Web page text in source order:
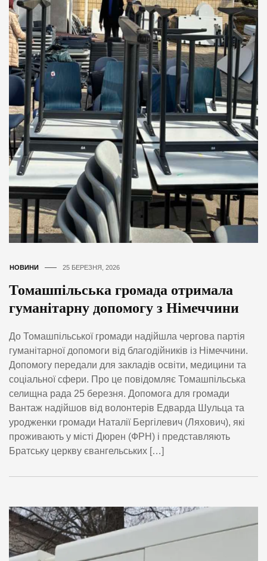
НОВИНИ 25 БЕРЕЗНЯ, 2026
Томашпільська громада отримала
гуманітарну допомогу з Німеччини
До Томашпільської громади надійшла чергова партія
гуманітарної допомоги від благодійників із Німеччини.
Допомогу передали для закладів освіти, медицини та
соціальної сфери. Про це повідомляє Томашпільська
селищна рада 25 березня. Допомога для громади
Вантаж надійшов від волонтерів Едварда Шульца та
уродженки громади Наталії Бергілевич (Ляхович), які
проживають у місті Дюрен (ФРН) і представляють
Братську церкву євангельських […]